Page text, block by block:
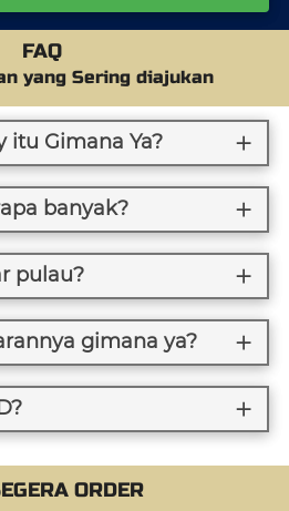
FAQ
yang Sering diajukan
itu Gimana Ya?
banyak?
pulau?
gimana ya?
ORDER